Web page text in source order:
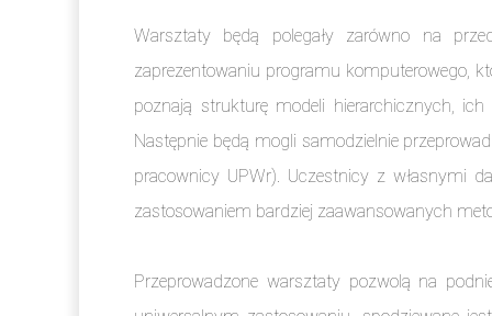
Warsztaty będą polegały zarówno na
zaprezentowaniu programu komputerowego,
poznają strukturę modeli hierarchicznych,
Następnie będą mogli samodzielnie
pracownicy UPWr). Uczestnicy z własnymi
zastosowaniem bardziej zaawansowanych
Przeprowadzone warsztaty pozwolą na